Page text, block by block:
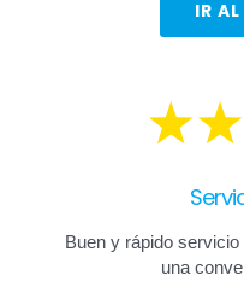
IR
Buen y rápido
una